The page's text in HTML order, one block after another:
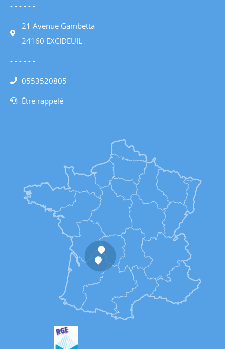
- - - - - -
21 Avenue Gambetta
24160 EXCIDEUIL
- - - - - -
0553520805
Être rappelé